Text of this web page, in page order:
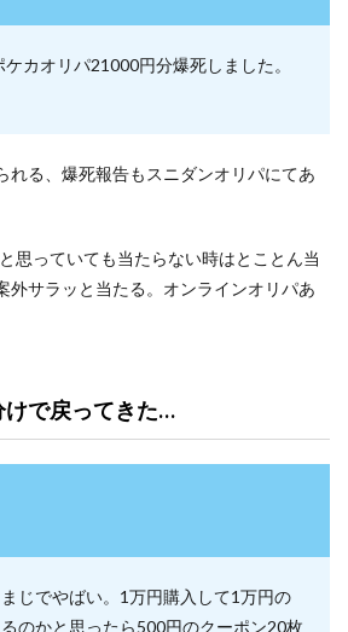
カオリパ21000円分爆死しました。
れる、爆死報告もスニダンオリパにてあ
思っていても当たらない時はとことん当
外サラッと当たる。オンラインオリパあ
けで戻ってきた…
じでやばい。1万円購入して1万円の
のかと思ったら500円のクーポン20枚